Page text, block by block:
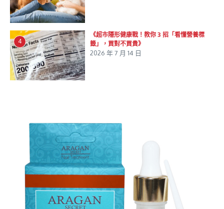
4
《超市隱形健康戰！教你 3 招「看懂營養標
籤」，買對不買貴》
2026 年 7 月 14 日